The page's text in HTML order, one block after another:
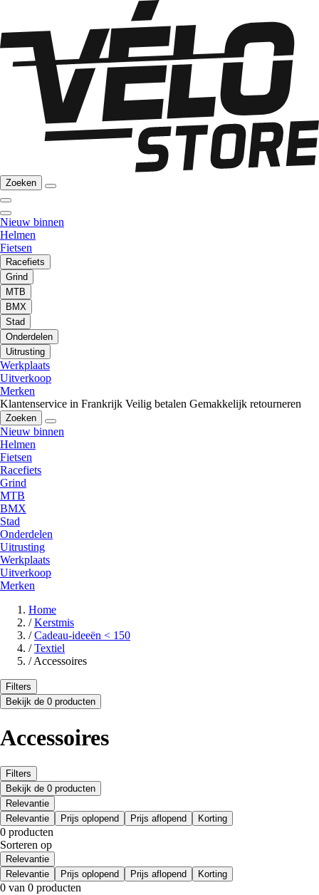
Zoeken
Nieuw binnen
Helmen
Fietsen
Racefiets
Grind
MTB
BMX
Stad
Onderdelen
Uitrusting
Werkplaats
Uitverkoop
Merken
Klantenservice in Frankrijk Veilig betalen Gemakkelijk retourneren
Zoeken
Nieuw binnen
Helmen
Fietsen
Racefiets
Grind
MTB
BMX
Stad
Onderdelen
Uitrusting
Werkplaats
Uitverkoop
Merken
Home
/ Kerstmis
/ Cadeau-ideeën < 150
/ Textiel
/ Accessoires
Filters
Bekijk de 0 producten
Accessoires
Filters
Bekijk de 0 producten
Relevantie
Relevantie
Prijs oplopend Prijs aflopend Korting
0 producten
Sorteren op
Relevantie
Relevantie
Prijs oplopend Prijs aflopend Korting
0 van 0 producten